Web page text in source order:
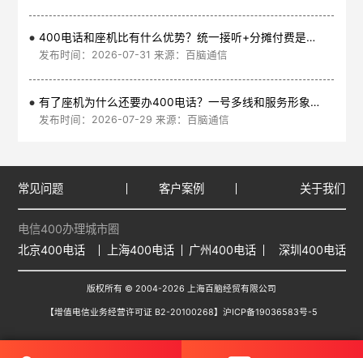
400电话和座机比有什么优势？统一接听+分摊付费是核心
发布时间：2026-07-31 来源：百脑通信
有了座机为什么还要办400电话？一号多线和服务形象是核心
发布时间：2026-07-29 来源：百脑通信
常见问题 客户案例 关于我们
电信400办理城市圈
北京400电话
上海400电话 广州400电话 深圳400电话
版权所有 © 2004-2026 上海百脑经贸有限公司
【增值电信业务经营许可证 B2-20100268】 沪ICP备19036583号-5